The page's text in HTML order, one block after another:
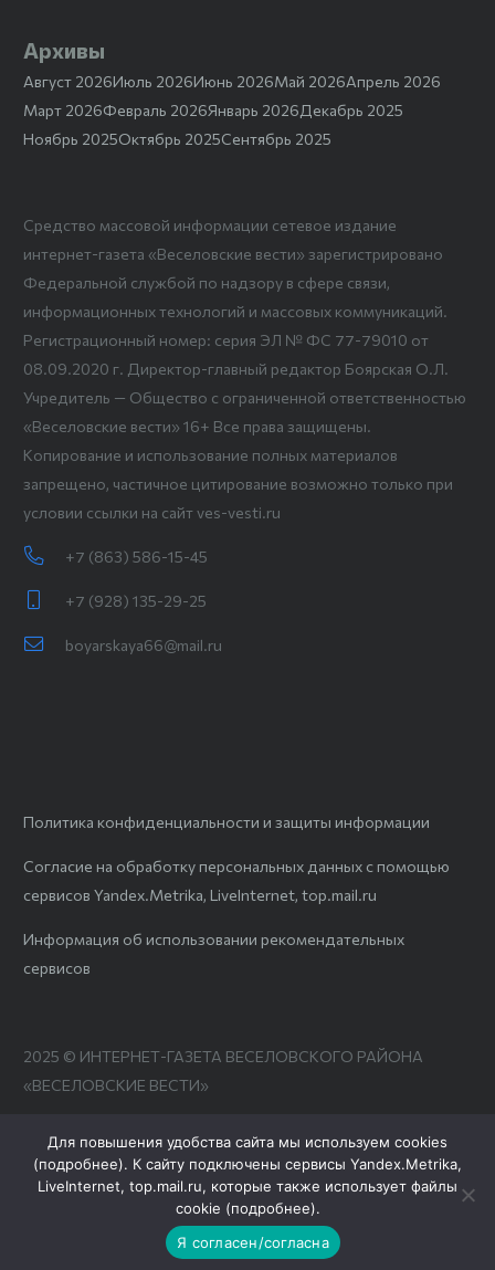
Архивы
Август 2026Июль 2026Июнь 2026Май 2026Апрель 2026
Март 2026Февраль 2026Январь 2026Декабрь 2025
Ноябрь 2025Октябрь 2025Сентябрь 2025
Средство массовой информации сетевое издание
интернет-газета «Веселовские вести» зарегистрировано
Федеральной службой по надзору в сфере связи,
информационных технологий и массовых коммуникаций.
Регистрационный номер: серия ЭЛ № ФС 77-79010 от
08.09.2020 г. Директор-главный редактор Боярская О.Л.
Учредитель — Общество с ограниченной ответственностью
«Веселовские вести» 16+ Все права защищены.
Копирование и использование полных материалов
запрещено, частичное цитирование возможно только при
условии ссылки на сайт ves-vesti.ru
+7 (863) 586-15-45
+7 (928) 135-29-25
boyarskaya66@mail.ru
Политика конфиденциальности и защиты информации
Согласие на обработку персональных данных с помощью
сервисов Yandex.Metrika, LiveInternet, top.mail.ru
Информация об использовании рекомендательных
сервисов
2025 © ИНТЕРНЕТ-ГАЗЕТА ВЕСЕЛОВСКОГО РАЙОНА
«ВЕСЕЛОВСКИЕ ВЕСТИ»
Для повышения удобства сайта мы используем cookies
(подробнее). К сайту подключены сервисы Yandex.Metrika,
LiveInternet, top.mail.ru, которые также использует файлы
cookie (подробнее).
Я согласен/согласна